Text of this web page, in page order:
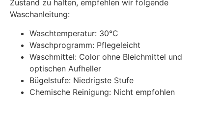
Zustand zu halten, empfehlen wir folgende
Waschanleitung:
Waschtemperatur: 30°C
Waschprogramm: Pflegeleicht
Waschmittel: Color ohne Bleichmittel und
optischen Aufheller
Bügelstufe: Niedrigste Stufe
Chemische Reinigung: Nicht empfohlen